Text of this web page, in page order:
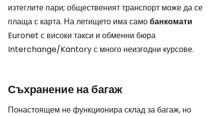
изтеглите пари; общественият транспорт може да се
плаща с карта. На летището има самобанкомати
Euronet с високи такси и обменни бюра
Interchange/Kantory с много неизгодни курсове.
Съхранение на багаж
Понастоящем не функционира склад за багаж, но